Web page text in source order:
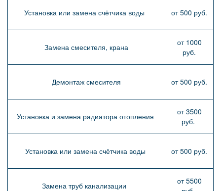
Установка или замена счётчика воды от 500 руб.
Замена смесителя, крана
от 1000
руб.
Демонтаж смесителя от 500 руб.
Установка и замена радиатора отопления
от 3500
руб.
Установка или замена счётчика воды от 500 руб.
Замена труб канализации
от 5500